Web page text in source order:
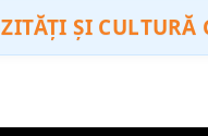
ȘI CULTURĂ